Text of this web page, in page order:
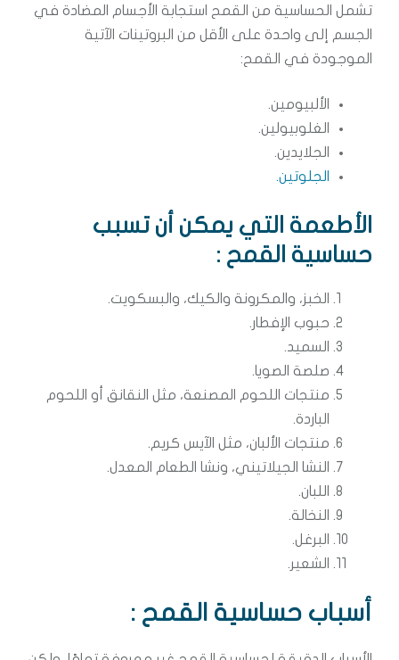
تشمل الحساسية من القمح استجابة الأجسام المضادة في
الجسم إلى واحدة على الأقل من البروتينات الآتية
الموجودة في القمح:
الألبيومين.
الغلوبيولين.
الجلايدين.
الجلوتين.
الأطعمة التي يمكن أن تسبب
حساسية القمح :
الخبز، والمكرونة والكيك، والبسكويت.
حبوب الإفطار.
السميد.
صلصة الصويا.
منتجات اللحوم المصنعة، مثل النقانق أو اللحوم
الباردة.
منتجات الألبان، مثل الآيس كريم.
النشا الجيلاتيني، ونشا الطعام المعدل.
اللبان.
النخالة.
البرغل.
الشعير.
أسباب حساسية القمح: